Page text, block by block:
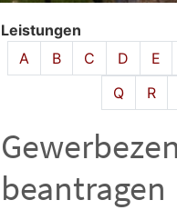
Leistungen
Alphabetisches Register
A B C D E
Q
R
beantragen